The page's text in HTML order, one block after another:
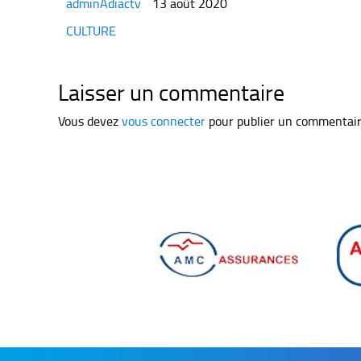
Categories
CULTURE
Laisser un commentaire
Vous devezvous connecter pour publier un